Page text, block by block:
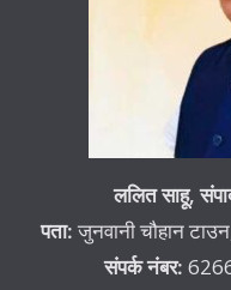
ललित साहू,
पता: जुनवानी चौहान
संपर्क नंबर: